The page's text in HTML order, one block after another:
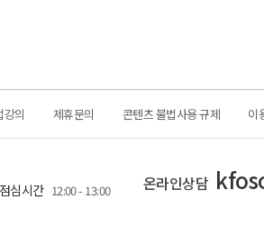
강의 제휴문의 콘텐츠 불법사용 규제 이
점심시간 12:00 - 13:00 온라인상담